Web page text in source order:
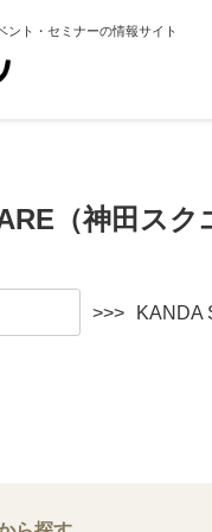
ント・セミナーの情報サイト
（神田ス
>>> KANDA